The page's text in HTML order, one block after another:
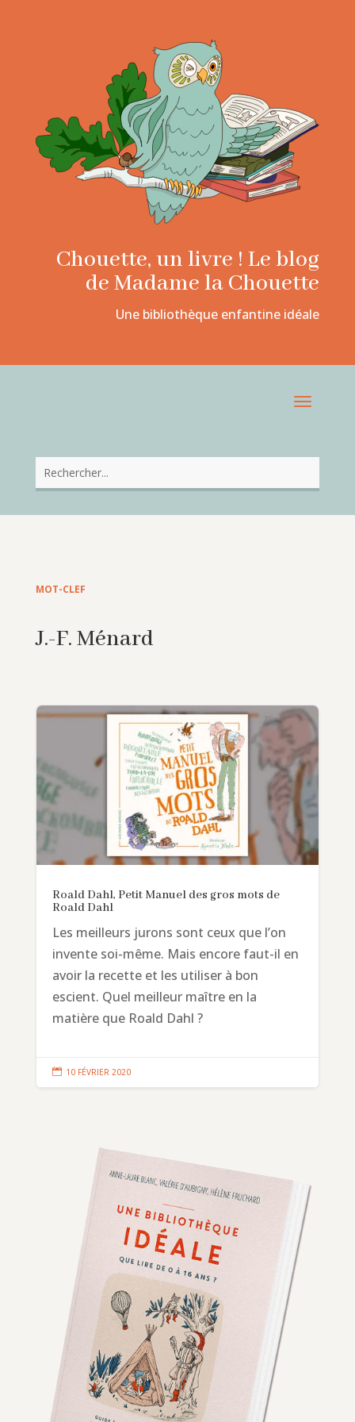
Chouette, un livre ! Le blog
de Madame la Chouette
Une bibliothèque enfantine idéale
MOT-CLEF
J.-F. Ménard
Roald Dahl, Petit Manuel des gros mots de
Roald Dahl
Les meilleurs jurons sont ceux que l’on
invente soi-même. Mais encore faut-il en
avoir la recette et les utiliser à bon
escient. Quel meilleur maître en la
matière que Roald Dahl ?
 10 FÉVRIER 2020